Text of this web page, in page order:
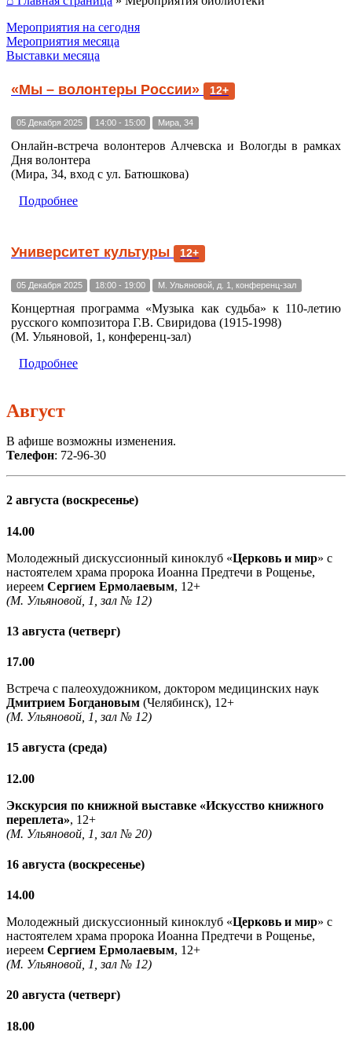
Мероприятия на сегодня
Мероприятия месяца
Выставки месяца
«Мы – волонтеры России» 12+
05 Декабря 2025 14:00 - 15:00 Мира, 34
Онлайн-встреча волонтеров Алчевска и Вологды в рамках
Дня волонтера
(Мира, 34, вход с ул. Батюшкова)
Подробнее
Университет культуры 12+
05 Декабря 2025 18:00 - 19:00 М. Ульяновой, д. 1, конференц-зал
Концертная программа «Музыка как судьба» к 110-летию
русского композитора Г.В. Свиридова (1915-1998)
(М. Ульяновой, 1, конференц-зал)
Подробнее
Август
В афише возможны изменения.
Телефон: 72-96-30
2 августа (воскресенье)
14.00
Молодежный дискуссионный киноклуб «Церковь и мир» с
настоятелем храма пророка Иоанна Предтечи в Рощенье,
иереем Сергием Ермолаевым, 12+
(М. Ульяновой, 1, зал № 12)
13 августа (четверг)
17.00
Встреча с палеохудожником, доктором медицинских наук
Дмитрием Богдановым (Челябинск), 12+
(М. Ульяновой, 1, зал № 12)
15 августа (среда)
12.00
Экскурсия по книжной выставке «Искусство книжного
переплета», 12+
(М. Ульяновой, 1, зал № 20)
16 августа (воскресенье)
14.00
Молодежный дискуссионный киноклуб «Церковь и мир» с
настоятелем храма пророка Иоанна Предтечи в Рощенье,
иереем Сергием Ермолаевым, 12+
(М. Ульяновой, 1, зал № 12)
20 августа (четверг)
18.00